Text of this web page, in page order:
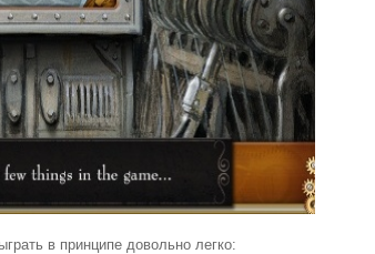
в принципе довольно легко: